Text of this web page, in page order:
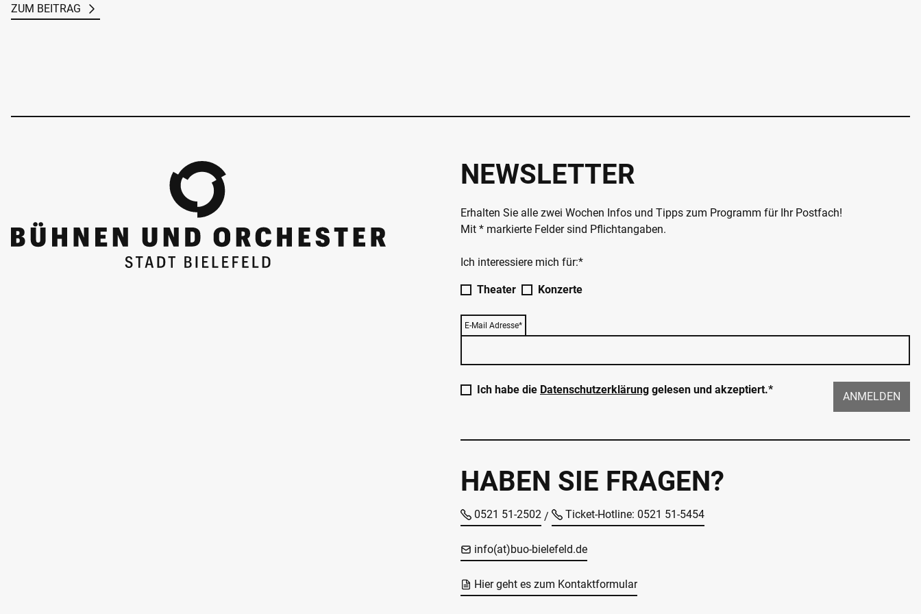
ZUM BEITRAG
NEWSLETTER
Erhalten Sie alle zwei Wochen Infos und Tipps zum Programm für Ihr Postfach!
Mit * markierte Felder sind Pflichtangaben.
Ich interessiere mich für:*
Theater Konzerte
E-Mail Adresse*
Ich habe die Datenschutzerklärunggelesen und akzeptiert.*
ANMELDEN
HABEN SIE FRAGEN?
0521 51-2502 / Ticket-Hotline: 0521 51-5454
info(at)buo-bielefeld.de
Hier geht es zum Kontaktformular